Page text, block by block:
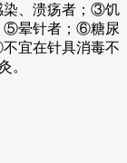
染、溃疡者；③饥
⑤晕针者；⑥糖尿
宜在针具消毒不
。